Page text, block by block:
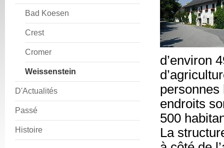
Bad Koesen
Crest
Cromer
Weissenstein
D'Actualités
Passé
Histoire
d’environ
personnes
endroits
500
La